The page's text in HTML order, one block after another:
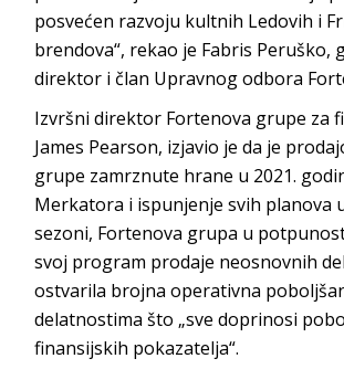
posvećen razvoju kultnih Ledovih i
brendova“, rekao je Fabris Peruško,
direktor i član Upravnog odbora
Izvršni direktor Fortenova grupe za
James Pearson, izjavio je da je
grupe zamrznute hrane u 2021.
Merkatora i ispunjenje svih planova
sezoni, Fortenova grupa u
svoj program prodaje neosnovnih
ostvarila brojna operativna
delatnostima što „sve doprinosi
finansijskih pokazatelja“.